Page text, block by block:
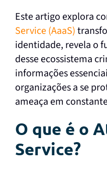
Este artigo explora
Service (AaaS)
identidade, revela o
desse ecossistema
informações
organizações a se
ameaça em
O que é o
Service?